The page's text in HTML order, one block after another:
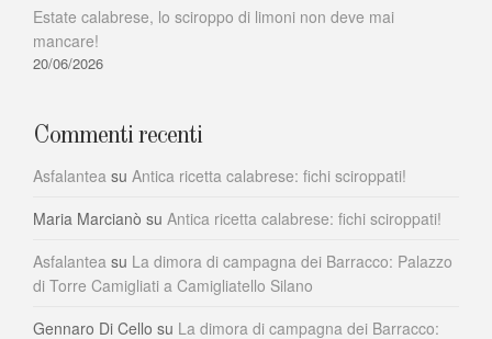
Estate calabrese, lo sciroppo di limoni non deve mai
mancare!
20/06/2026
Commenti recenti
Asfalantea su Antica ricetta calabrese: fichi sciroppati!
Maria Marcianò su Antica ricetta calabrese: fichi sciroppati!
Asfalantea su La dimora di campagna dei Barracco: Palazzo
di Torre Camigliati a Camigliatello Silano
Gennaro Di Cello su La dimora di campagna dei Barracco: